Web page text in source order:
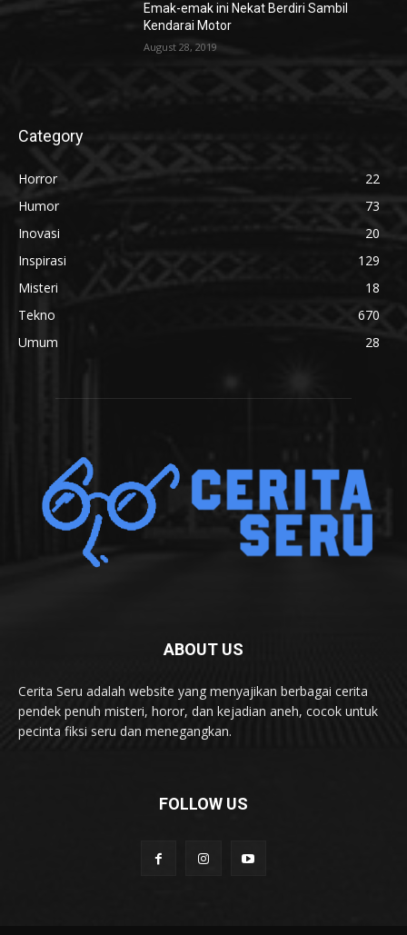
Emak-emak ini Nekat Berdiri Sambil
Kendarai Motor
August 28, 2019
Category
Horror
22
Humor
73
Inovasi
20
Inspirasi
129
Misteri
18
Tekno
670
Umum
28
ABOUT US
Cerita Seru adalah website yang menyajikan berbagai cerita
pendek penuh misteri, horor, dan kejadian aneh, cocok untuk
pecinta fiksi seru dan menegangkan.
FOLLOW US